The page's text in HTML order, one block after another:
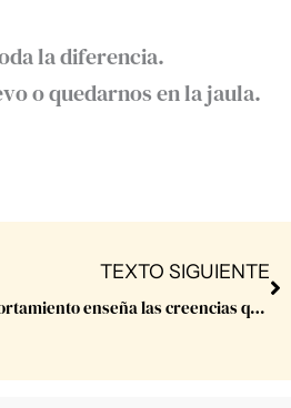
la diferencia.
o quedarnos en la jaula.
TEXTO SIGUIENTE
Todo comportamiento enseña las creencias que lo motivan.